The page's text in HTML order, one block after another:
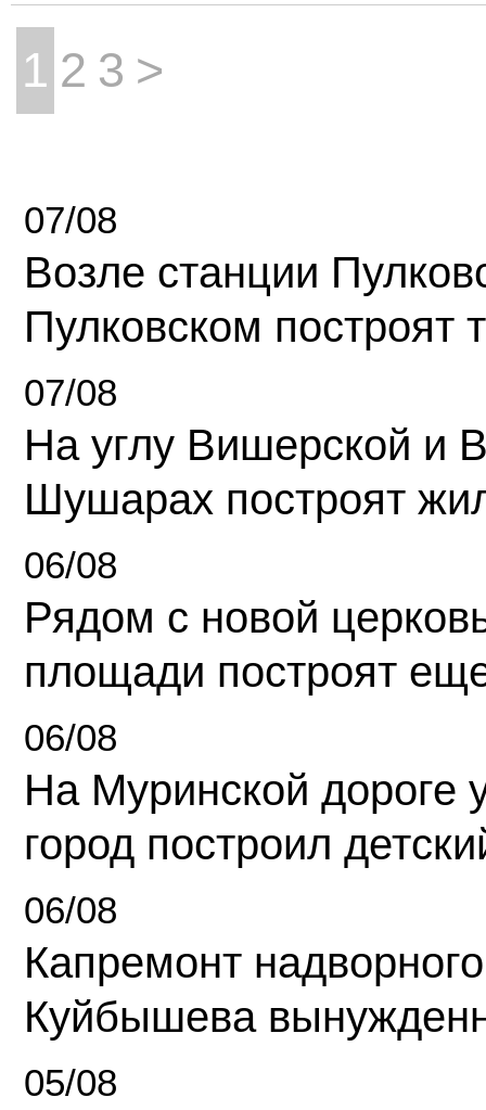
1 2 3 >
07/08
Возле станции
Пулковском построят
07/08
На углу Вишерской и
Шушарах построят
06/08
Рядом с новой
площади построят
06/08
На Муринской дороге
город построил
06/08
Капремонт
Куйбышева
05/08